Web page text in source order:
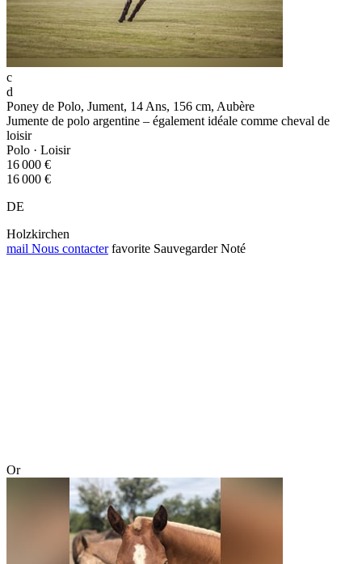
c
d
Poney de Polo, Jument, 14 Ans, 156 cm, Aubère
Jumente de polo argentine – également idéale comme cheval de
loisir
Polo · Loisir
16 000 €
16 000 €
DE
Holzkirchen
mail Nous contacter favorite Sauvegarder Noté
Or